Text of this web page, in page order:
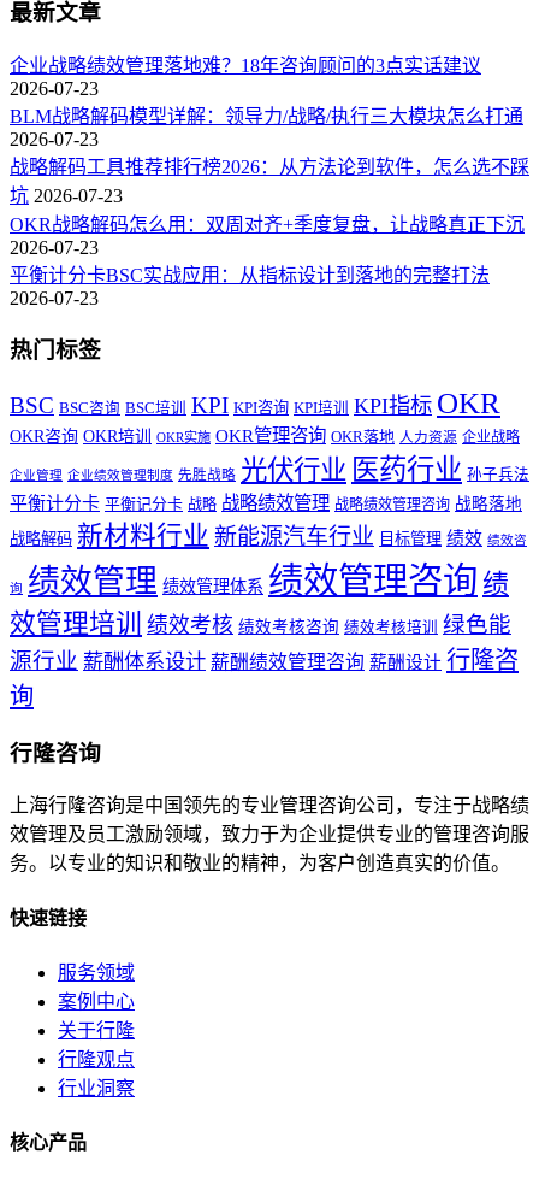
最新文章
企业战略绩效管理落地难？18年咨询顾问的3点实话建议
2026-07-23
BLM战略解码模型详解：领导力/战略/执行三大模块怎么打通
2026-07-23
战略解码工具推荐排行榜2026：从方法论到软件，怎么选不踩
坑 2026-07-23
OKR战略解码怎么用：双周对齐+季度复盘，让战略真正下沉
2026-07-23
平衡计分卡BSC实战应用：从指标设计到落地的完整打法
2026-07-23
热门标签
BSC BSC咨询 BSC培训 KPI KPI咨询 KPI培训 KPI指标 OKR
OKR咨询 OKR培训 OKR实施 OKR管理咨询 OKR落地 人力资源 企业战略
企业管理 企业绩效管理制度 先胜战略 光伏行业 医药行业 孙子兵法
平衡计分卡 平衡记分卡 战略 战略绩效管理 战略绩效管理咨询 战略落地
战略解码 新材料行业 新能源汽车行业 目标管理 绩效 绩效咨
询 绩效管理 绩效管理体系 绩效管理咨询 绩
效管理培训 绩效考核 绩效考核咨询 绩效考核培训
绿色能
源行业 薪酬体系设计 薪酬绩效管理咨询 薪酬设计 行隆咨
询
行隆咨询
上海行隆咨询是中国领先的专业管理咨询公司，专注于战略绩
效管理及员工激励领域，致力于为企业提供专业的管理咨询服
务。以专业的知识和敬业的精神，为客户创造真实的价值。
快速链接
服务领域
案例中心
关于行隆
行隆观点
行业洞察
核心产品